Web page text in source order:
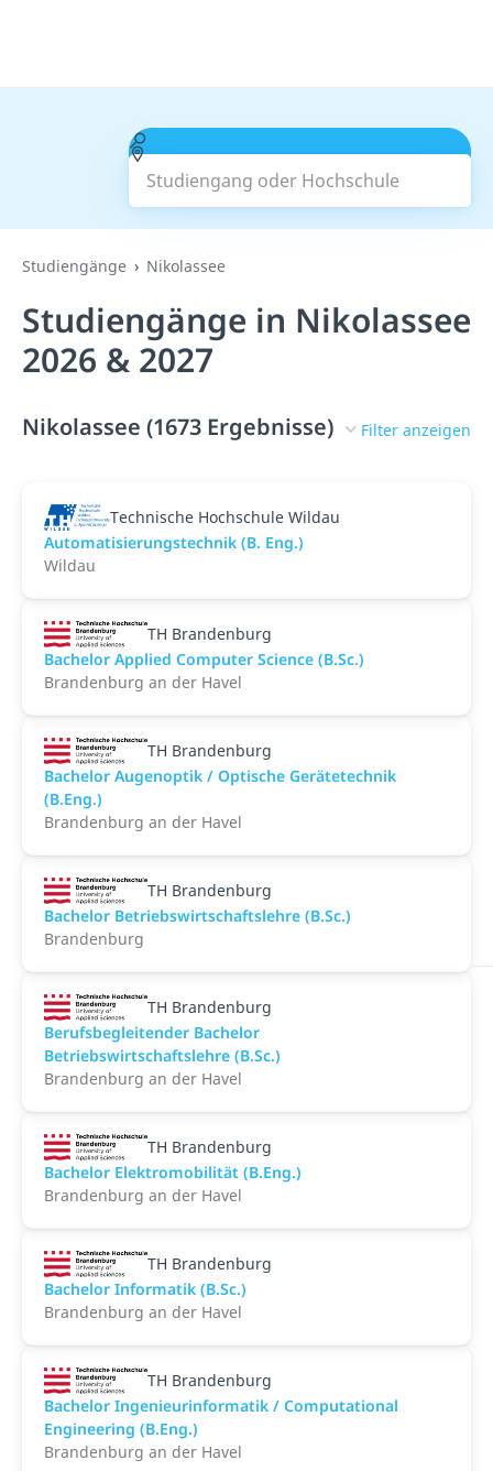
Studiengang oder Hochschule
Suchen
Studiengänge Nikolassee
Studiengänge in Nikolassee
2026 & 2027
Nikolassee (1673 Ergebnisse) Filter anzeigen
Technische Hochschule Wildau
Automatisierungstechnik (B. Eng.)
Wildau
TH Brandenburg
Bachelor Applied Computer Science (B.Sc.)
Brandenburg an der Havel
TH Brandenburg
Bachelor Augenoptik / Optische Gerätetechnik
(B.Eng.)
Brandenburg an der Havel
TH Brandenburg
Bachelor Betriebswirtschaftslehre (B.Sc.)
Brandenburg
TH Brandenburg
Berufsbegleitender Bachelor
Betriebswirtschaftslehre (B.Sc.)
Brandenburg an der Havel
TH Brandenburg
Bachelor Elektromobilität (B.Eng.)
Brandenburg an der Havel
TH Brandenburg
Bachelor Informatik (B.Sc.)
Brandenburg an der Havel
TH Brandenburg
Bachelor Ingenieurinformatik / Computational
Engineering (B.Eng.)
Brandenburg an der Havel